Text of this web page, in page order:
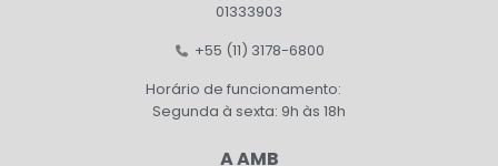
01333903
+55 (11) 3178-6800
Horário de funcionamento:
Segunda à sexta: 9h às 18h
A AMB